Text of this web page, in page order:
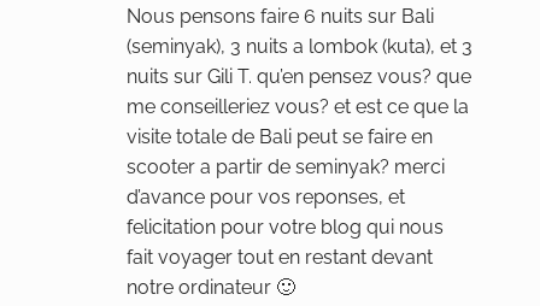
Nous pensons faire 6 nuits sur Bali
(seminyak), 3 nuits a lombok (kuta), et 3
nuits sur Gili T. qu’en pensez vous? que
me conseilleriez vous? et est ce que la
visite totale de Bali peut se faire en
scooter a partir de seminyak? merci
d’avance pour vos reponses, et
felicitation pour votre blog qui nous
fait voyager tout en restant devant
notre ordinateur 🙂